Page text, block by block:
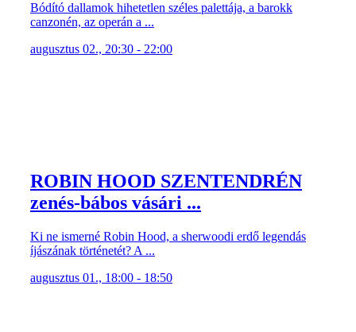
Bódító dallamok hihetetlen széles palettája, a barokk
canzonén, az operán a ...
augusztus 02., 20:30 - 22:00
ROBIN HOOD SZENTENDRÉN
zenés-bábos vásári ...
Ki ne ismerné Robin Hood, a sherwoodi erdő legendás
íjászának történetét? A ...
augusztus 01., 18:00 - 18:50